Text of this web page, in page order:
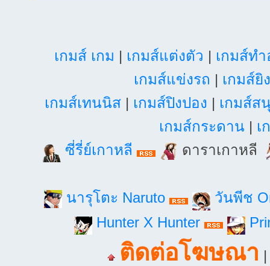
เกมส์ เกม | เกมส์แต่งตัว | เกมส์ท
เกมส์แข่งรถ | เกมส์ยิ
เกมส์เทนนิส| เกมส์ปิงปอง | เกมส์ส
เกมส์กระดาน | เ
ซี่รี่ย์เกาหลี
ดาราเกาหลี
นารุโตะ Naruto
วันพีช
Hunter X Hunter
ติดต่อโฆษณา